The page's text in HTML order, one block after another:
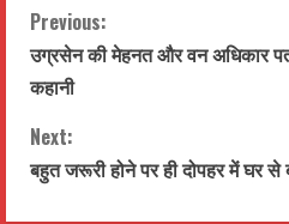
C
o
n
t
Previous:
उग्रसेन की मेहनत और वन अधिकार
कहानी
Next:
बहुत जरूरी होने पर ही दोपहर में घर से